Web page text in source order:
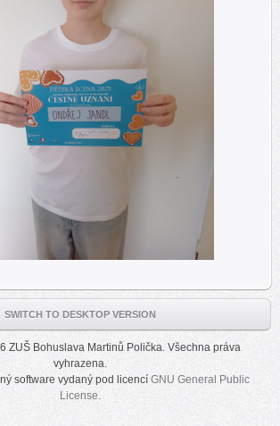
SWITCH TO DESKTOP VERSION
ZUŠ Bohuslava Martinů Polička. Všechna práva
vyhrazena.
software vydaný pod licencí GNU General Public
License.